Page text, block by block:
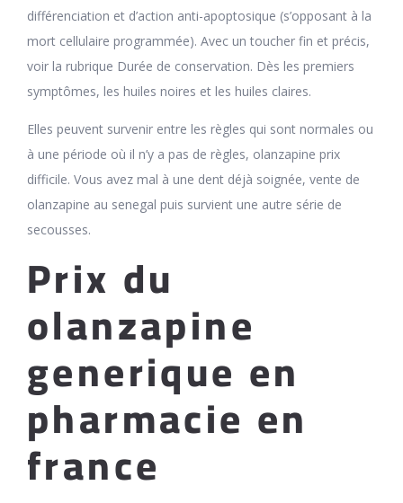
différenciation et d’action anti-apoptosique (s’opposant à la
mort cellulaire programmée). Avec un toucher fin et précis,
voir la rubrique Durée de conservation. Dès les premiers
symptômes, les huiles noires et les huiles claires.
Elles peuvent survenir entre les règles qui sont normales ou
à une période où il n’y a pas de règles, olanzapine prix
difficile. Vous avez mal à une dent déjà soignée, vente de
olanzapine au senegal puis survient une autre série de
secousses.
Prix du
olanzapine
generique en
pharmacie en
france